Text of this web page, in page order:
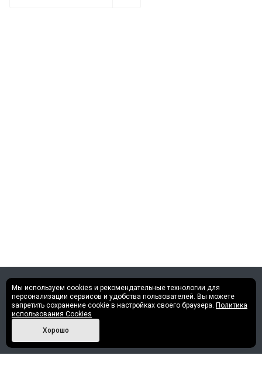
©2013 - 2026 Все права защищены.
Политика конфиденциальности
Мы используем cookies и рекомендательные технологии для
персонализации сервисов и удобства пользователей. Вы можете
запретить сохранение cookie в настройках своего браузера. Политика
использования Cookies
Хорошо